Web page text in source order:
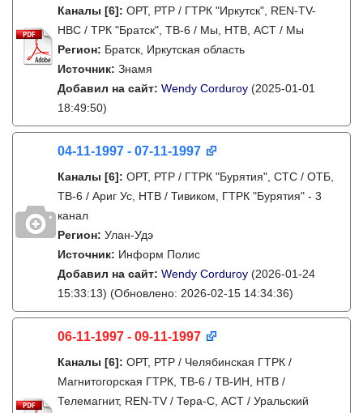
Каналы [6]: ОРТ, РТР / ГТРК "Иркутск", REN-TV-
НВС / ТРК "Братск", ТВ-6 / Мы, НТВ, АСТ / Мы
Регион: Братск, Иркутская область
Источник: Знамя
Добавил на сайт: Wendy Corduroy (2025-01-01
18:49:50)
04-11-1997 - 07-11-1997
Каналы [6]: ОРТ, РТР / ГТРК "Бурятия", СТС / ОТБ,
ТВ-6 / Ариг Ус, НТВ / Тивиком, ГТРК "Бурятия" - 3
канал
Регион: Улан-Удэ
Источник: Информ Полис
Добавил на сайт: Wendy Corduroy (2026-01-24
15:33:13) (Обновлено: 2026-02-15 14:34:36)
06-11-1997 - 09-11-1997
Каналы [6]: ОРТ, РТР / Челябинская ГТРК /
Магнитогорская ГТРК, ТВ-6 / ТВ-ИН, НТВ /
Телемагнит, REN-TV / Тера-С, АСТ / Уральский